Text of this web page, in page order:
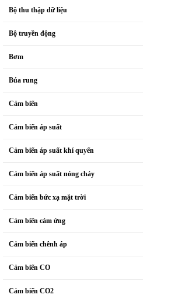
Bộ thu thập dữ liệu
Bộ truyền động
Bơm
Búa rung
Cảm biến
Cảm biến áp suất
Cảm biến áp suất khí quyển
Cảm biến áp suất nóng chảy
Cảm biến bức xạ mặt trời
Cảm biến cảm ứng
Cảm biến chênh áp
Cảm biến CO
Cảm biến CO2